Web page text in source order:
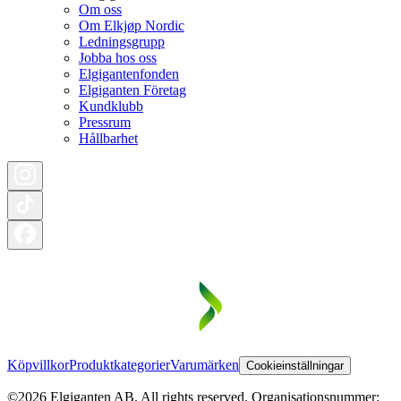
Om oss
Om Elkjøp Nordic
Ledningsgrupp
Jobba hos oss
Elgigantenfonden
Elgiganten Företag
Kundklubb
Pressrum
Hållbarhet
KöpvillkorProduktkategorierVarumärken Cookieinställningar
©2026 Elgiganten AB. All rights reserved. Organisationsnummer: